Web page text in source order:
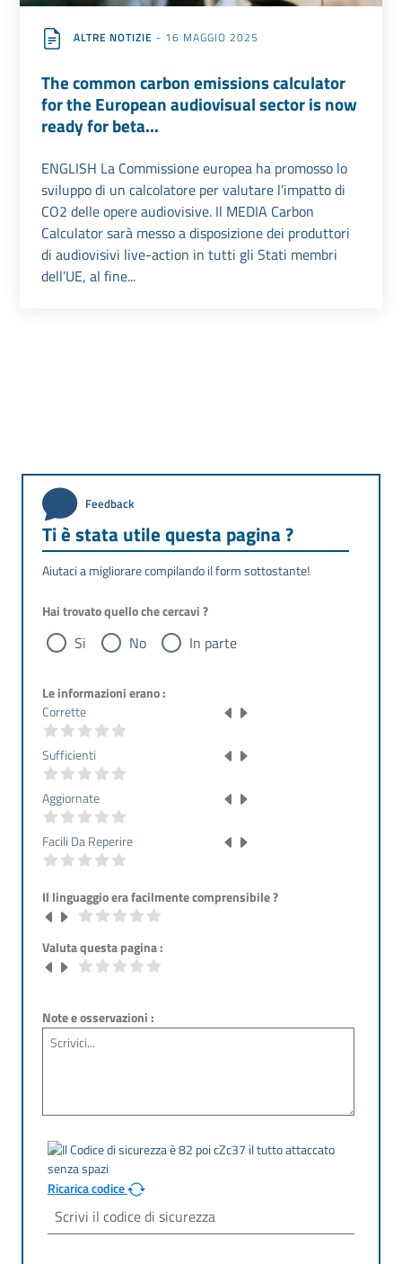
ALTRE NOTIZIE - 16 MAGGIO 2025
The common carbon emissions calculator
for the European audiovisual sector is now
ready for beta...
ENGLISH La Commissione europea ha promosso lo
sviluppo di un calcolatore per valutare l’impatto di
CO2 delle opere audiovisive. Il MEDIA Carbon
Calculator sarà messo a disposizione dei produttori
di audiovisivi live-action in tutti gli Stati membri
dell’UE, al fine...
Feedback
Ti è stata utile questa pagina ?
Aiutaci a migliorare compilando il form sottostante!
Hai trovato quello che cercavi ?
Si No In parte
Le informazioni erano :
Corrette
Sufficienti
Aggiornate
Facili Da Reperire
Il linguaggio era facilmente comprensibile ?
Valuta questa pagina :
Note e osservazioni :
Ricarica codice